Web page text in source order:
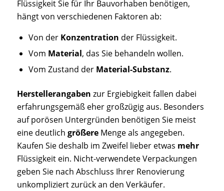
Flüssigkeit Sie für Ihr Bauvorhaben benötigen,
hängt von verschiedenen Faktoren ab:
Von derKonzentration der Flüssigkeit.
Vom Material, das Sie behandeln wollen.
Vom Zustand der Material-Substanz.
Herstellerangaben zur Ergiebigkeit fallen dabei
erfahrungsgemäß eher großzügig aus. Besonders
auf porösen Untergründen benötigen Sie meist
eine deutlich größereMenge als angegeben.
Kaufen Sie deshalb im Zweifel lieber etwas mehr
Flüssigkeit ein. Nicht-verwendete Verpackungen
geben Sie nach Abschluss Ihrer Renovierung
unkompliziert zurück an den Verkäufer.